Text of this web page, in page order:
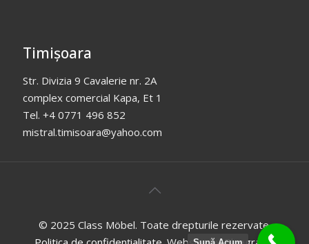
Timișoara
Str. Divizia 9 Cavalerie nr. 2A
complex comercial Kapa, Et 1
Tel. +4 0771 496 852
mistral.timisoara@yahoo.com
© 2025 Class Möbel. Toate drepturile rezervate.